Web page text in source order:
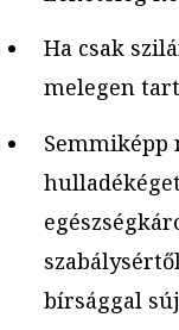
Ha csak
melegen
Semmiképp
bírsággal